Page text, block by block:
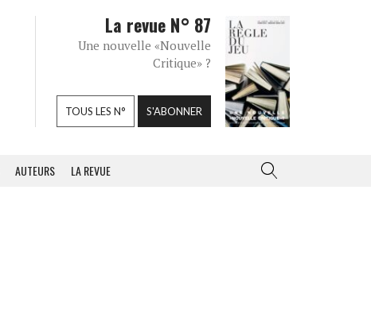
La revue N° 87
Une nouvelle «Nouvelle
Critique» ?
TOUS LES N° S'ABONNER
AUTEURS LA REVUE